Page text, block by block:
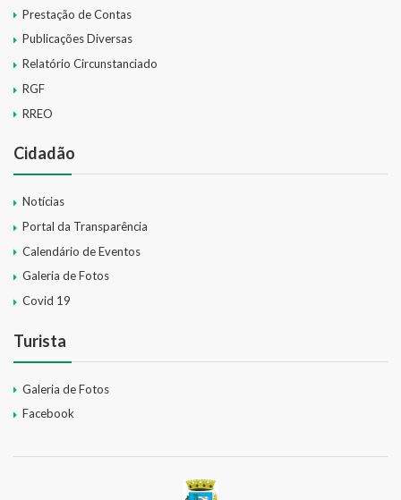
Prestação de Contas
Publicações Diversas
Relatório Circunstanciado
RGF
RREO
Cidadão
Notícias
Portal da Transparência
Calendário de Eventos
Galeria de Fotos
Covid 19
Turista
Galeria de Fotos
Facebook